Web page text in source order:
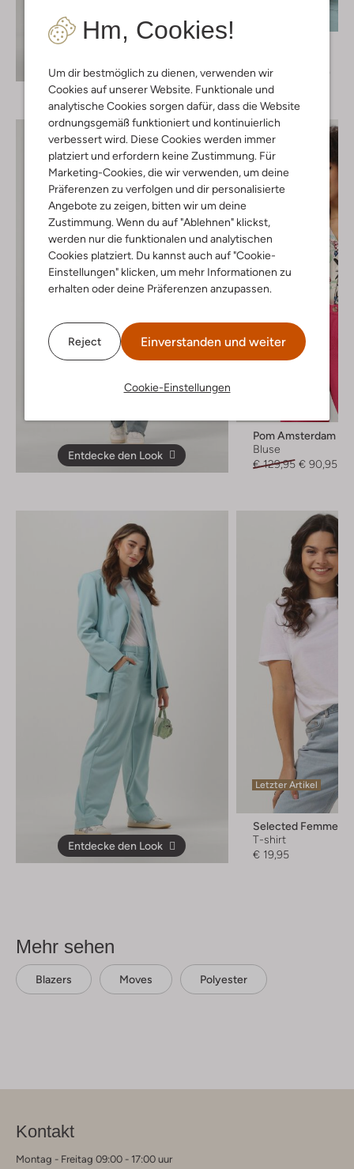
Hm, Cookies!
Um dir bestmöglich zu dienen, verwenden wir
Cookies auf unserer Website. Funktionale und
analytische Cookies sorgen dafür, dass die Website
ordnungsgemäß funktioniert und kontinuierlich
verbessert wird. Diese Cookies werden immer
platziert und erfordern keine Zustimmung. Für
Marketing-Cookies, die wir verwenden, um deine
Präferenzen zu verfolgen und dir personalisierte
Angebote zu zeigen, bitten wir um deine
Zustimmung. Wenn du auf "Ablehnen" klickst,
werden nur die funktionalen und analytischen
Cookies platziert. Du kannst auch auf "Cookie-
Einstellungen" klicken, um mehr Informationen zu
erhalten oder deine Präferenzen anzupassen.
Reject Einverstanden und weiter
Cookie-Einstellungen
€ 39,95
Entdecke den Look
Pom Amsterdam
Bluse
€ 129,95 € 90,95
Entdecke den Look
Letzter Artikel
Selected Femme
T-shirt
€ 19,95
Mehr sehen
Blazers Moves Polyester
Kontakt
Montag - Freitag 09:00 - 17:00 uur